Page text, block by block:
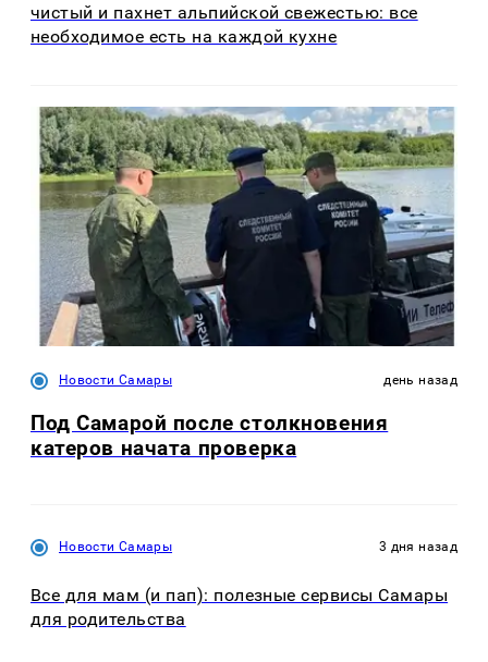
чистый и пахнет альпийской свежестью: все
необходимое есть на каждой кухне
Новости Самары день назад
Под Самарой после столкновения
катеров начата проверка
Новости Самары 3 дня назад
Все для мам (и пап): полезные сервисы Самары
для родительства